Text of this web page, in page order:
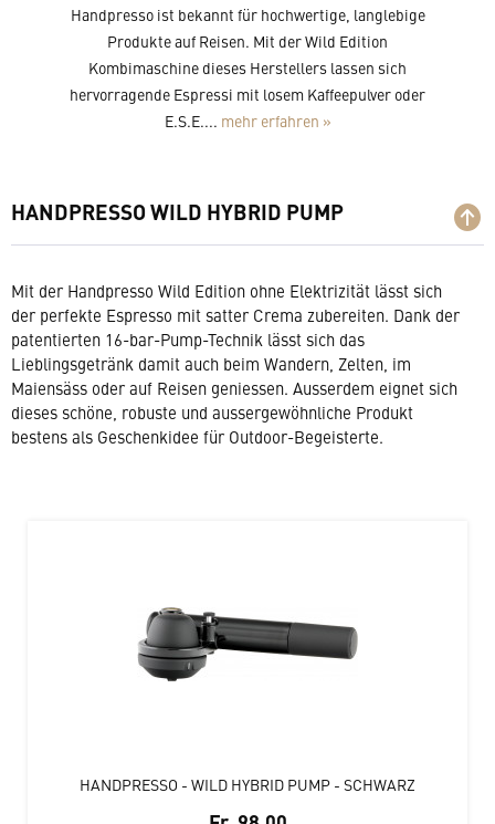
Handpresso ist bekannt für hochwertige, langlebige
Produkte auf Reisen. Mit der Wild Edition
Kombimaschine dieses Herstellers lassen sich
hervorragende Espressi mit losem Kaffeepulver oder
E.S.E.... mehr erfahren »
HANDPRESSO WILD HYBRID PUMP
Mit der Handpresso Wild Edition ohne Elektrizität lässt sich
der perfekte Espresso mit satter Crema zubereiten. Dank der
patentierten 16-bar-Pump-Technik lässt sich das
Lieblingsgetränk damit auch beim Wandern, Zelten, im
Maiensäss oder auf Reisen geniessen. Ausserdem eignet sich
dieses schöne, robuste und aussergewöhnliche Produkt
bestens als Geschenkidee für Outdoor-Begeisterte.
HANDPRESSO - WILD HYBRID PUMP - SCHWARZ